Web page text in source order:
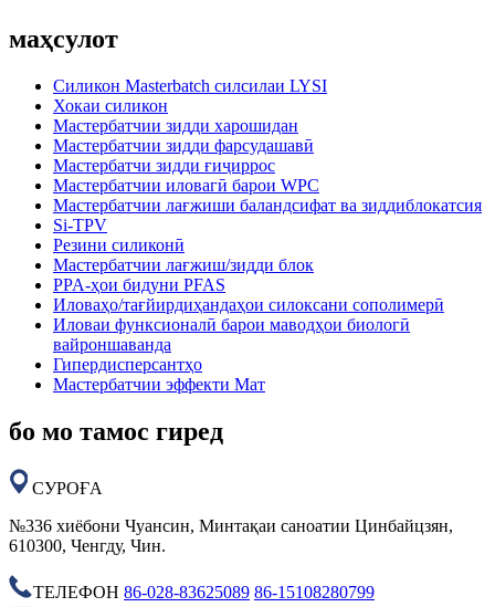
маҳсулот
Силикон Masterbatch силсилаи LYSI
Хокаи силикон
Мастербатчии зидди харошидан
Мастербатчии зидди фарсудашавӣ
Мастербатчи зидди ғиҷиррос
Мастербатчии иловагӣ барои WPC
Мастербатчии лағжиши баландсифат ва зиддиблокатсия
Si-TPV
Резини силиконӣ
Мастербатчии лағжиш/зидди блок
PPA-ҳои бидуни PFAS
Иловаҳо/тағйирдиҳандаҳои силоксани сополимерӣ
Иловаи функсионалӣ барои маводҳои биологӣ
вайроншаванда
Гипердисперсантҳо
Мастербатчии эффекти Мат
бо мо тамос гиред
СУРОҒА
№336 хиёбони Чуансин, Минтақаи саноатии Цинбайцзян,
610300, Ченгду, Чин.
ТЕЛЕФОН 86-028-83625089 86-15108280799